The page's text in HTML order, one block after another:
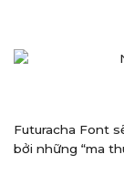
Futuracha Font
bởi những “ma